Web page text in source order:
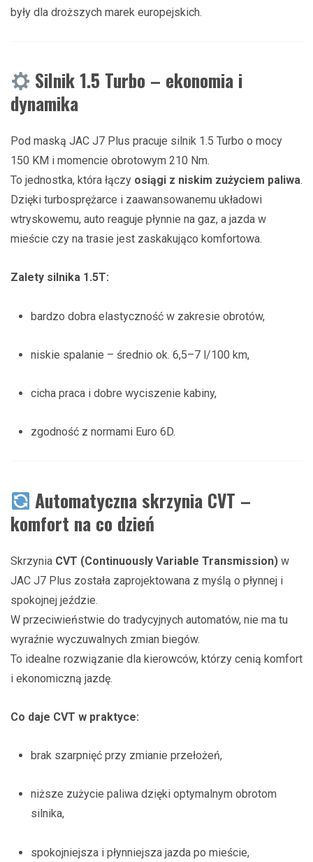
były dla droższych marek europejskich.
Silnik 1.5 Turbo – ekonomia i
dynamika
Pod maską JAC J7 Plus pracuje silnik 1.5 Turbo o mocy
150 KM i momencie obrotowym 210 Nm.
To jednostka, która łączy osiągi z niskim zużyciem paliwa.
Dzięki turbosprężarce i zaawansowanemu układowi
wtryskowemu, auto reaguje płynnie na gaz, a jazda w
mieście czy na trasie jest zaskakująco komfortowa.
Zalety silnika 1.5T:
bardzo dobra elastyczność w zakresie obrotów,
niskie spalanie – średnio ok. 6,5–7 l/100 km,
cicha praca i dobre wyciszenie kabiny,
zgodność z normami Euro 6D.
Automatyczna skrzynia CVT –
komfort na co dzień
Skrzynia CVT (Continuously Variable Transmission) w
JAC J7 Plus została zaprojektowana z myślą o płynnej i
spokojnej jeździe.
W przeciwieństwie do tradycyjnych automatów, nie ma tu
wyraźnie wyczuwalnych zmian biegów.
To idealne rozwiązanie dla kierowców, którzy cenią komfort
i ekonomiczną jazdę.
Co daje CVT w praktyce:
brak szarpnięć przy zmianie przełożeń,
niższe zużycie paliwa dzięki optymalnym obrotom
silnika,
spokojniejsza i płynniejsza jazda po mieście,